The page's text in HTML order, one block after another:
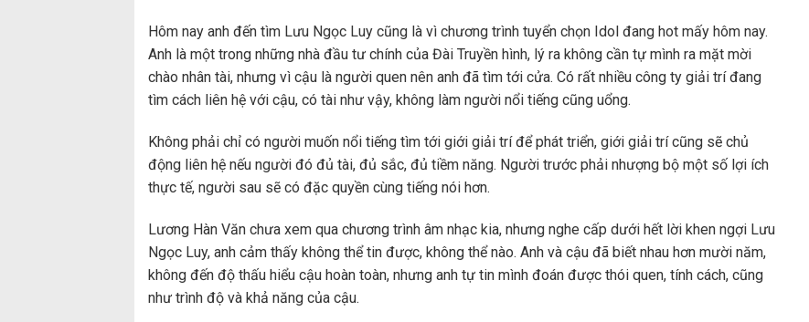
Hôm nay anh đến tìm Lưu Ngọc Luy cũng là vì chương trình tuyển chọn Idol đang hot mấy hôm nay.
Anh là một trong những nhà đầu tư chính của Đài Truyền hình, lý ra không cần tự mình ra mặt mời
chào nhân tài, nhưng vì cậu là người quen nên anh đã tìm tới cửa. Có rất nhiều công ty giải trí đang
tìm cách liên hệ với cậu, có tài như vậy, không làm người nổi tiếng cũng uổng.
Không phải chỉ có người muốn nổi tiếng tìm tới giới giải trí để phát triển, giới giải trí cũng sẽ chủ
động liên hệ nếu người đó đủ tài, đủ sắc, đủ tiềm năng. Người trước phải nhượng bộ một số lợi ích
thực tế, người sau sẽ có đặc quyền cùng tiếng nói hơn.
Lương Hàn Văn chưa xem qua chương trình âm nhạc kia, nhưng nghe cấp dưới hết lời khen ngợi Lưu
Ngọc Luy, anh cảm thấy không thể tin được, không thể nào. Anh và cậu đã biết nhau hơn mười năm,
không đến độ thấu hiểu cậu hoàn toàn, nhưng anh tự tin mình đoán được thói quen, tính cách, cũng
như trình độ và khả năng của cậu.